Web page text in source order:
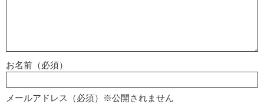
お名前（必須）
メールアドレス（必須）※公開されません